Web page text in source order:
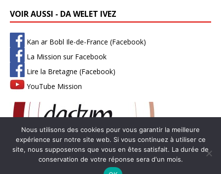
VOIR AUSSI - DA WELET IVEZ
Kan ar Bobl Ile-de-France (Facebook)
La Mission sur Facebook
Lire la Bretagne (Facebook)
YouTube Mission
Copyright © 2026 | Thème WordPress par
Nous utilisons des cookies pour vous garantir la meilleure
expérience sur notre site web. Si vous continuez à utiliser ce
site, nous supposerons que vous en êtes satisfait. La durée de
conservation de votre réponse sera d'un mois.